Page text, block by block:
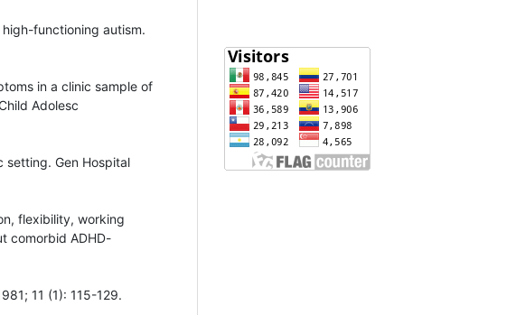
high-functioning autism.
in a clinic sample of
Adolesc
setting. Gen Hospital
flexibility, working
comorbid ADHD-
11 (1): 115-129.